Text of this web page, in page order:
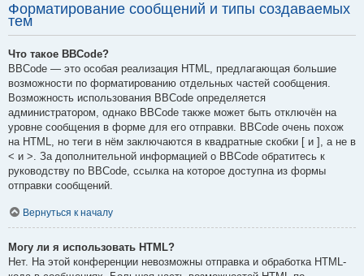
Форматирование сообщений и типы создаваемых
тем
Что такое BBCode?
BBCode — это особая реализация HTML, предлагающая большие
возможности по форматированию отдельных частей сообщения.
Возможность использования BBCode определяется
администратором, однако BBCode также может быть отключён на
уровне сообщения в форме для его отправки. BBCode очень похож
на HTML, но теги в нём заключаются в квадратные скобки [ и ], а не в
< и >. За дополнительной информацией о BBCode обратитесь к
руководству по BBCode, ссылка на которое доступна из формы
отправки сообщений.
Вернуться к началу
Могу ли я использовать HTML?
Нет. На этой конференции невозможны отправка и обработка HTML-